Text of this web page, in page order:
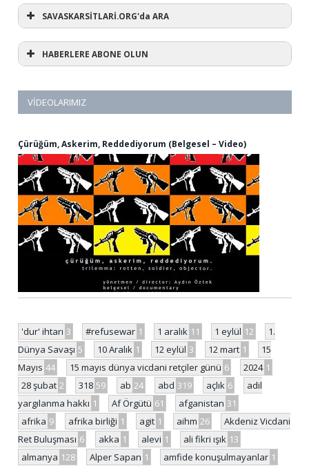
SAVASKARSİTLARİ.ORG'da ARA
HABERLERE ABONE OLUN
VIDEOLARIMIZ
Çürüğüm, Askerim, Reddediyorum (Belgesel – Video)
'dur' ihtarı 3 #refusewar 1 1 aralık 11 1 eylül 12
1.
Dünya Savaşı 5 10 Aralık 1 12 eylül 3 12 mart 1
15
Mayıs 44 15 mayıs dünya vicdani retçiler günü 6 2024 1
28 şubat 2 318 59 ab 24 abd 319 açlık 6
adil
yargılanma hakkı 1 Af Örgütü 61 afganistan 31
afrika 9 afrika birliği 1 agit 1 aihm 26
Akdeniz Vicdani
Ret Buluşması 6 akka 1 alevi 1 ali fikri ışık 13
almanya 128 Alper Sapan 1 amfide konuşulmayanlar 1